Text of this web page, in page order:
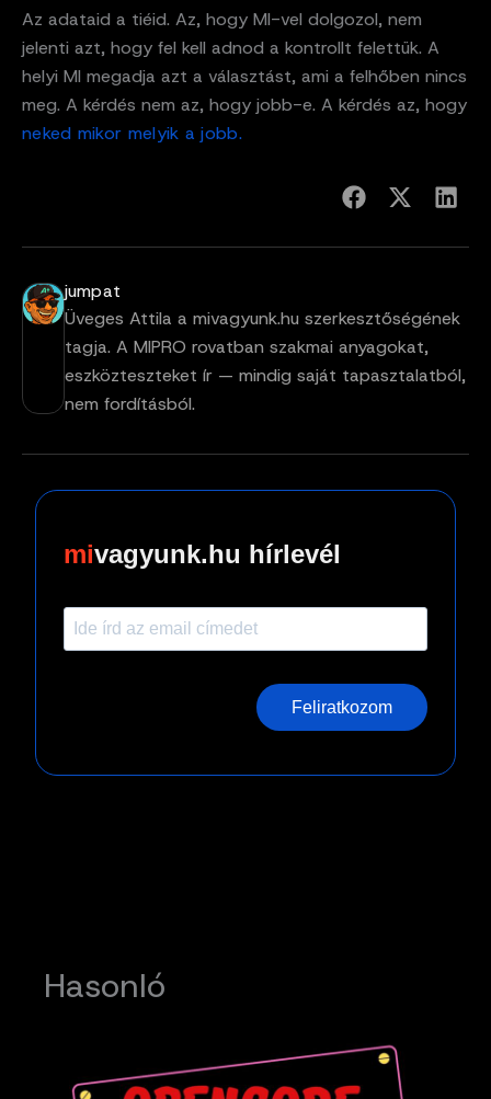
Az adataid a tiéid. Az, hogy MI-vel dolgozol, nem
jelenti azt, hogy fel kell adnod a kontrollt felettük. A
helyi MI megadja azt a választást, ami a felhőben nincs
meg. A kérdés nem az, hogy jobb-e. A kérdés az, hogy
neked mikor melyik a jobb.
jumpat
Üveges Attila a mivagyunk.hu szerkesztőségének
tagja. A MIPRO rovatban szakmai anyagokat,
eszközteszteket ír — mindig saját tapasztalatból,
nem fordításból.
vagyunk.hu hírlevél
Feliratkozom
Hasonló